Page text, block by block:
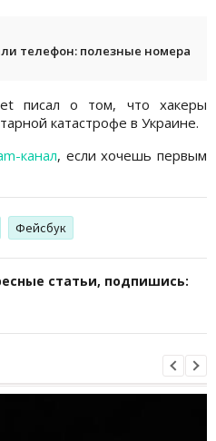
телефон: полезные номера
писал о том, что хакеры
катастрофе в Украине.
канал, если хочешь первым
Фейсбук
статьи, подпишись: